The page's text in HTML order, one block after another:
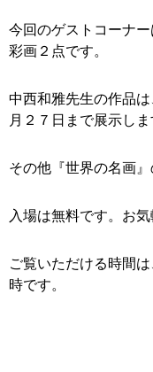
今回のゲストコーナ
彩画２点です。
中西和雅先生の作品
月２７日まで展示しま
その他『世界の名画
入場は無料です。お
ご覧いただける時間
時です。